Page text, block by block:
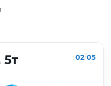
02/05